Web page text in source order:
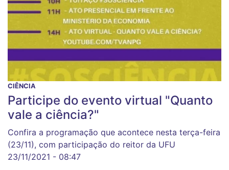
CIÊNCIA
Participe do evento virtual "Quanto
vale a ciência?"
Confira a programação que acontece nesta terça-feira
(23/11), com participação do reitor da UFU
23/11/2021 - 08:47